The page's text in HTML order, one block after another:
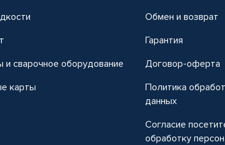
и сварочное оборудование
карты
Обмен и возврат
Гарантия
Договор-оферта
Политика
данных
Согласие
обработку